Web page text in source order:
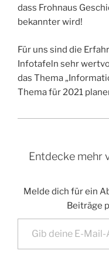
dass Frohnaus
bekannter wird!
Für uns sind die
Infotafeln sehr
das Thema
Thema für 2021
Entdecke mehr
Melde dich für ein
Beiträge
Gib deine E-Mail-Adresse ein ...